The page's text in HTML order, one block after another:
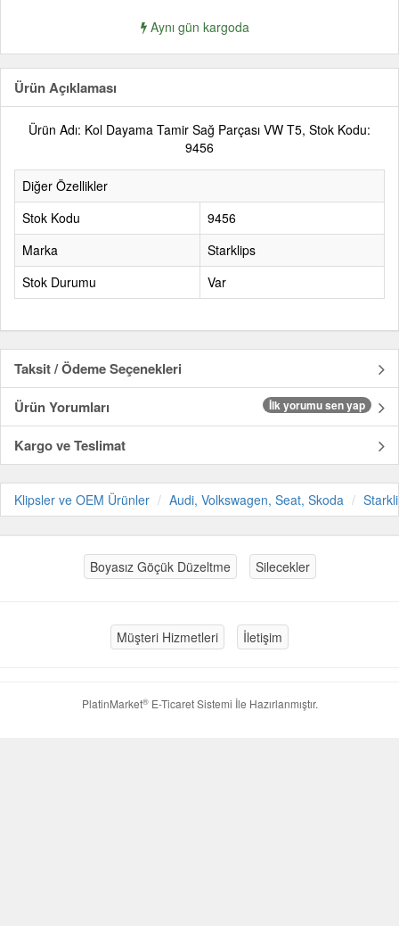
Aynı gün kargoda
Ürün Açıklaması
Ürün Adı: Kol Dayama Tamir Sağ Parçası VW T5, Stok Kodu:
9456
Diğer Özellikler
Stok Kodu
9456
Marka
Starklips
Stok Durumu
Var
Taksit / Ödeme Seçenekleri
Ürün Yorumları
İlk yorumu sen yap
Kargo ve Teslimat
Klipsler ve OEM Ürünler Audi, Volkswagen, Seat, Skoda
Boyasız Göçük Düzeltme Silecekler
Müşteri Hizmetleri İletişim
PlatinMarket®E-Ticaret Sistemi İle Hazırlanmıştır.